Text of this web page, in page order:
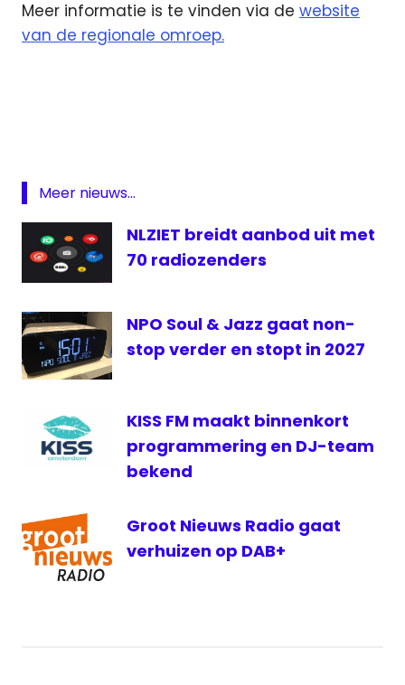
Meer informatie is te vinden via de website
van de regionale omroep.
radiomakers
Meer nieuws...
NLZIET breidt aanbod uit met
70 radiozenders
NPO Soul & Jazz gaat non-
stop verder en stopt in 2027
KISS FM maakt binnenkort
programmering en DJ-team
bekend
Groot Nieuws Radio gaat
verhuizen op DAB+